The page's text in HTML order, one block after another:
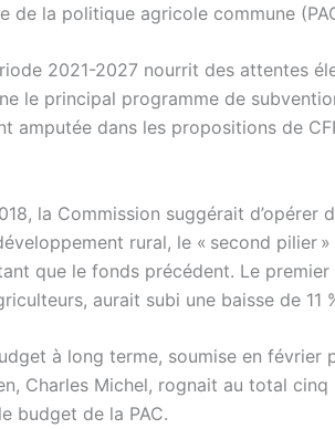
de la politique agricole commune
2021-2027 nourrit des attentes
le principal programme de
amputée dans les propositions de
la Commission suggérait d’opérer
rural, le « second pilier »
que le fonds précédent. Le premier
aurait subi une baisse de 11
à long terme, soumise en février
Charles Michel, rognait au total cinq
budget de la PAC.